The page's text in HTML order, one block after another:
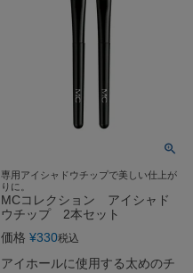
専用アイシャドウチップで美しい仕上が
りに。
MCコレクション アイシャド
ウチップ 2本セット
価格 ¥330税込
アイホールに使用する太めのチ